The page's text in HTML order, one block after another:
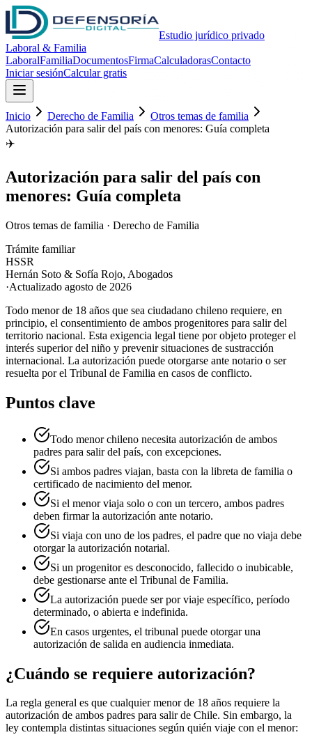
Estudio jurídico privado
Laboral & Familia
LaboralFamiliaDocumentosFirmaCalculadorasContacto
Iniciar sesiónCalcular gratis
Inicio Derecho de Familia
Otros temas de familia
Autorización para salir del país con menores: Guía completa
✈️
Autorización para salir del país con
menores: Guía completa
Otros temas de familia · Derecho de Familia
Trámite familiar
HSSR
Hernán Soto & Sofía Rojo, Abogados
·Actualizado agosto de 2026
Todo menor de 18 años que sea ciudadano chileno requiere, en
principio, el consentimiento de ambos progenitores para salir del
territorio nacional. Esta exigencia legal tiene por objeto proteger el
interés superior del niño y prevenir situaciones de sustracción
internacional. La autorización puede otorgarse ante notario o ser
resuelta por el Tribunal de Familia en casos de conflicto.
Puntos clave
Todo menor chileno necesita autorización de ambos
padres para salir del país, con excepciones.
Si ambos padres viajan, basta con la libreta de familia o
certificado de nacimiento del menor.
Si el menor viaja solo o con un tercero, ambos padres
deben firmar la autorización ante notario.
Si viaja con uno de los padres, el padre que no viaja debe
otorgar la autorización notarial.
Si un progenitor es desconocido, fallecido o inubicable,
debe gestionarse ante el Tribunal de Familia.
La autorización puede ser por viaje específico, período
determinado, o abierta e indefinida.
En casos urgentes, el tribunal puede otorgar una
autorización de salida en audiencia inmediata.
¿Cuándo se requiere autorización?
La regla general es que cualquier menor de 18 años requiere la
autorización de ambos padres para salir de Chile. Sin embargo, la
ley contempla distintas situaciones según quién viaje con el menor: